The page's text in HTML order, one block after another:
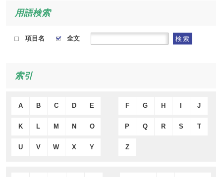
用語検索
項目名 全文 検索
索引
A B C D E F G H J
K L M N O P Q R S T
U V W X Y Z